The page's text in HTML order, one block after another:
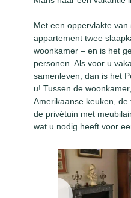
Met een oppervlakte van
appartement twee
woonkamer – en is het
personen. Als voor u
samenleven, dan is het
u! Tussen de
Amerikaanse keuken, de
de privétuin met
wat u nodig heeft voor